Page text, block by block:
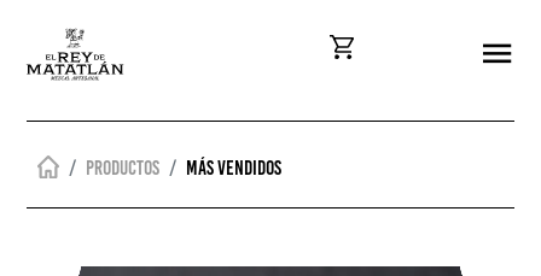
Productos Más vendidos